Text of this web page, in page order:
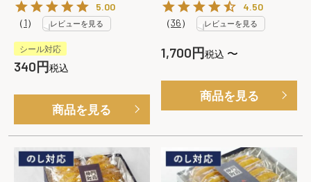
5.00
（1） レビューを見る
シール対応
340 税込
商品を見る
4.50
（36） レビューを見る
1,700 税込 〜
商品を見る